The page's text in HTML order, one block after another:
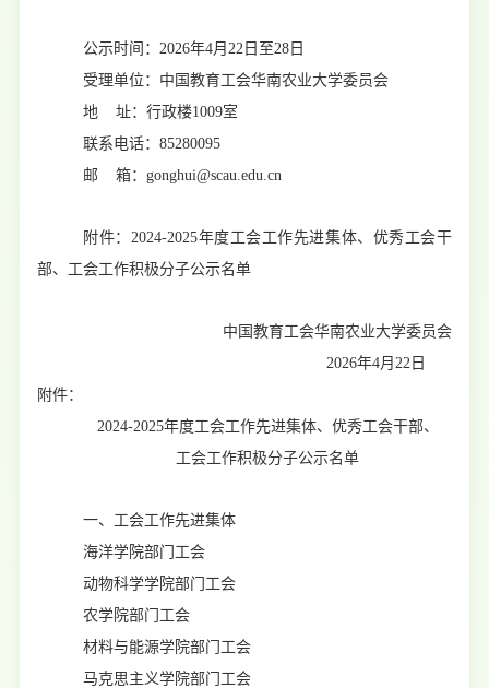
公示时间： 2026年4月 22 日至28 日
受理单位：中国教育工会华南农业大学委员会
地 址：行政楼1009室
联系电话：85280095
邮 箱：gonghui@scau.edu.cn
附件： 2024-2025年度工会工作先进集体、优秀工会干
部、工会工作积极分子公示名单
中国教育工会华南农业大学委员会
2026年4月 22 日
附件：
2024-2025年度工会工作先进集体、优秀工会干部、
工会工作积极分子公示名单
一、工会工作先进集体
海洋学院部门工会
动物科学学院部门工会
农学院部门工会
材料与能源学院部门工会
马克思主义学院部门工会